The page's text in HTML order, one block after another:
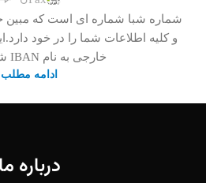
شماره شبا شماره ای است که
و کلیه اطلاعات شما را در خود
خارجی به نام IBAN شناخته م...
ادامه مطلب
درباره ما